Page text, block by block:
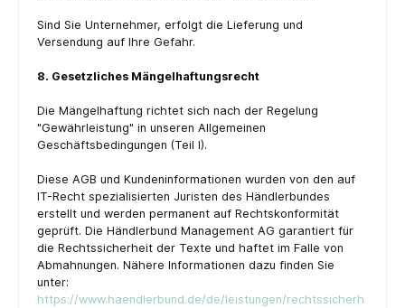
Sind Sie Unternehmer, erfolgt die Lieferung und
Versendung auf Ihre Gefahr.
8. Gesetzliches Mängelhaftungsrecht
Die Mängelhaftung richtet sich nach der Regelung
"Gewährleistung" in unseren Allgemeinen
Geschäftsbedingungen (Teil I).
Diese AGB und Kundeninformationen wurden von den auf
IT-Recht spezialisierten Juristen des Händlerbundes
erstellt und werden permanent auf Rechtskonformität
geprüft. Die Händlerbund Management AG garantiert für
die Rechtssicherheit der Texte und haftet im Falle von
Abmahnungen. Nähere Informationen dazu finden Sie
unter:
https://www.haendlerbund.de/de/leistungen/rechtssicherh